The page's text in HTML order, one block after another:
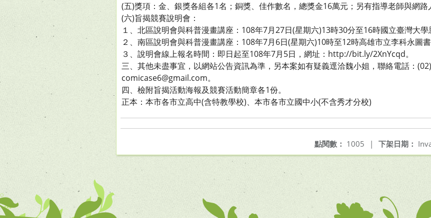
(五)獎項：金、銀獎各組各1名；銅獎、佳作數名，總獎金16萬元；另有指導老師與網路
(六)旨揭競賽說明會：
１、北區說明會與科普漫畫講座：108年7月27日(星期六)13時30分至16時國立臺灣大學
２、南區說明會與科普漫畫講座：108年7月6日(星期六)10時至12時高雄市立李科永圖書
３、說明會線上報名時間：即日起至108年7月5日，網址：http://bit.ly/2XnYcqd。
三、其他未盡事宜，以網站公告資訊為準，另本案如有疑義逕洽魏小姐，聯絡電話：
comicase6@gmail.com。
四、檢附旨揭活動海報及競賽活動簡章各1份。
正本：本市各市立高中(含特教學校)、本市各市立國中小(不含秀才分校)
下架日期：
點閱數： 1005 |